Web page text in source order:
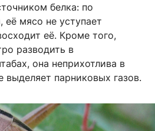
белка: по
мясо не уступает
её. Кроме того,
разводить в
она неприхотлива в
выделяет парниковых газов.